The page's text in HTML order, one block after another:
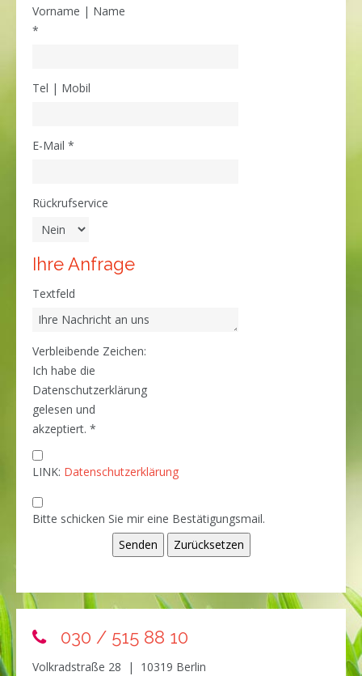
Vorname | Name
*
Tel | Mobil
E-Mail *
Rückrufservice
Ihre Anfrage
Textfeld
Verbleibende Zeichen:
Ich habe die
Datenschutzerklärung
gelesen und
akzeptiert. *
LINK: Datenschutzerklärung
Bitte schicken Sie mir eine Bestätigungsmail.
030 / 515 88 10
Volkradstraße 28 | 10319 Berlin